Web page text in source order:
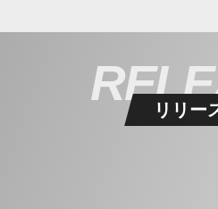
リリー